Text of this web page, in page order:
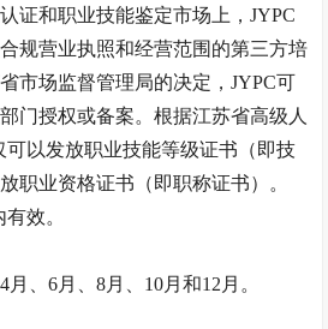
证和职业技能鉴定市场上，JYPC
规营业执照和经营范围的第三方培
市场监督管理局的决定，JYPC可
门授权或备案。根据江苏省高级人
可以发放职业技能等级证书（即技
职业资格证书（即职称证书）。
效。
4月、6月、8月、 10月和12 月。